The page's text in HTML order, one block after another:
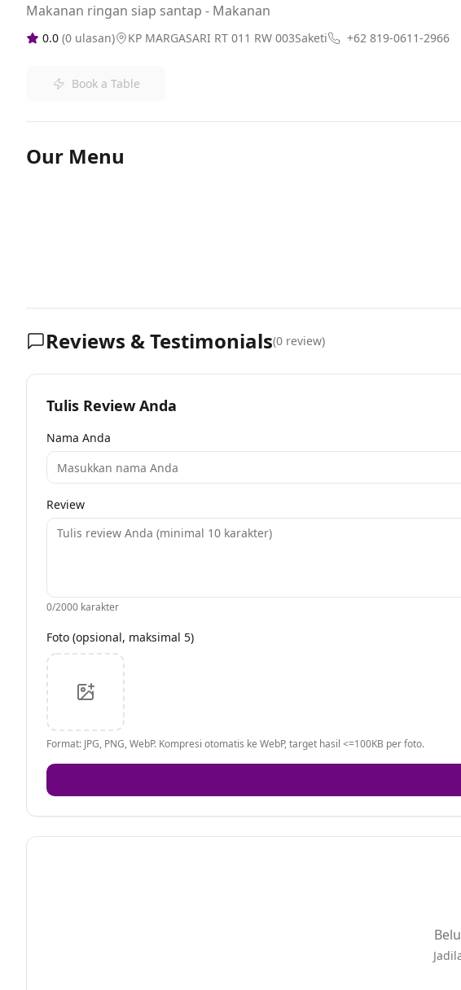
Makanan ringan siap santap - Makanan
0.0 (0 ulasan) KP MARGASARI RT 011 RW 003Saketi +62 819-0611-2966
Book a Table
Our Menu
Reviews & Testimonials(0 review)
Tulis Review Anda
Nama Anda
Review
0/2000 karakter
Foto (opsional, maksimal 5)
Format: JPG, PNG, WebP. Kompresi otomatis ke WebP, target hasil <=100KB per foto.